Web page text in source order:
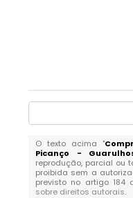
O texto acima "
Picanço -
reprodução, parcial ou
proibida sem a
previsto no artigo 184
sobre direitos autorais.